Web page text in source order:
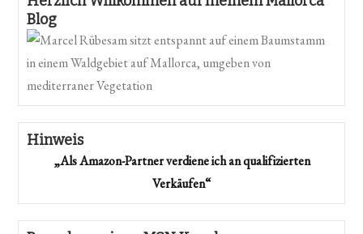
Blog
Hinweis
„Als Amazon-Partner verdiene ich an qualifizierten
Verkäufen“